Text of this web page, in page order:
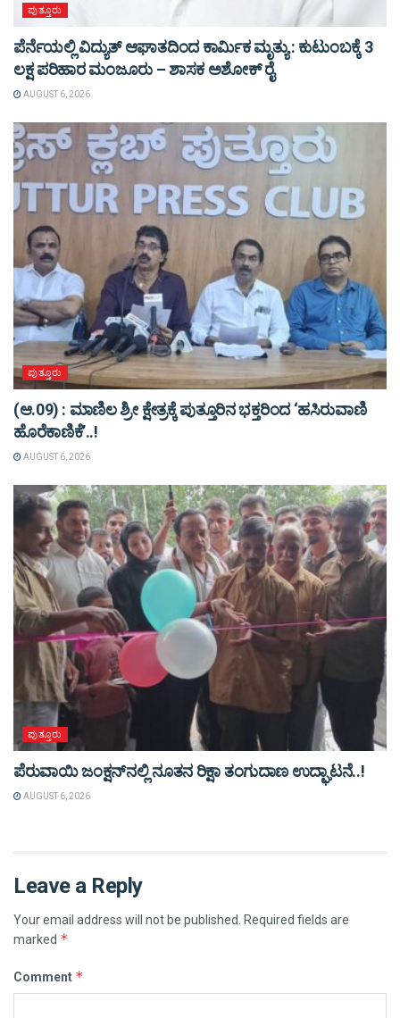
ಪುತ್ತೂರು
ಪೆರ್ನೆಯಲ್ಲಿ ವಿದ್ಯುತ್ ಆಘಾತದಿಂದ ಕಾರ್ಮಿಕ ಮೃತ್ಯು : ಕುಟುಂಬಕ್ಕೆ 3
ಲಕ್ಷ ಪರಿಹಾರ ಮಂಜೂರು – ಶಾಸಕ ಅಶೋಕ್ ರೈ
AUGUST 6, 2026
ಪುತ್ತೂರು
(ಆ.09) : ಮಾಣಿಲ ಶ್ರೀ ಕ್ಷೇತ್ರಕ್ಕೆ ಪುತ್ತೂರಿನ ಭಕ್ತರಿಂದ ‘ಹಸಿರುವಾಣಿ
ಹೊರೆಕಾಣಿಕೆ’..!
AUGUST 6, 2026
ಪುತ್ತೂರು
ಪೆರುವಾಯಿ ಜಂಕ್ಷನ್‌ನಲ್ಲಿ ನೂತನ ರಿಕ್ಷಾ ತಂಗುದಾಣ ಉದ್ಘಾಟನೆ..!
AUGUST 6, 2026
Leave a Reply
Your email address will not be published. Required fields are
marked *
Comment *